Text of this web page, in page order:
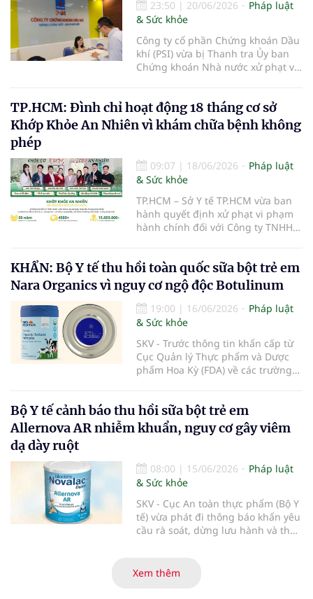
23:50 | 20/06/2026
Pháp luật
& Sức khỏe
Công ty cổ phần Chứng khoán Dầu
khí (PSI) vừa bị Thanh tra Ủy ban
Chứng khoán Nhà nước xử phạt vi
khoán.
TP.HCM: Đình chỉ hoạt động 18 tháng cơ sở
Khớp Khỏe An Nhiên vì khám chữa bệnh không
phép
09:07 | 18/06/2026
Pháp luật
& Sức khỏe
TP.HCM – Sở Y tế TP.HCM vừa ban
hành quyết định xử phạt vi phạm
hành chính đối với Công ty TNHH
vụ khám bệnh, chữa bệnh khi chưa
được cấp giấy phép hoạt động
theo quy định của pháp luật.
KHẨN: Bộ Y tế thu hồi toàn quốc sữa bột trẻ em
Nara Organics vì nguy cơ ngộ độc Botulinum
19:00 | 16/06/2026
Pháp luật
& Sức khỏe
SKV - Trước thông tin khẩn cấp từ
Cục Quản lý Thực phẩm và Dược
phẩm Hoa Kỳ (FDA) về các trường
toàn thực phẩm (Bộ Y tế) đã liên
tiếp ban hành các công văn hỏa
tốc yêu cầu rà soát, thu hồi triệt để
thuộc thương hiệu Nara Organics
tại thị trường Việt Nam nhằm bảo
vệ tuyệt đối sức khỏe người tiêu
dùng.
Bộ Y tế cảnh báo thu hồi sữa bột trẻ em
Allernova AR nhiễm khuẩn, nguy cơ gây viêm
dạ dày ruột
08:00 | 15/06/2026
Pháp luật
& Sức khỏe
SKV - Cục An toàn thực phẩm (Bộ Y
tế) vừa phát đi thông báo khẩn yêu
cầu rà soát, dừng lưu hành và thu
sản xuất sau khi ghi nhận nhiều
Xem thêm